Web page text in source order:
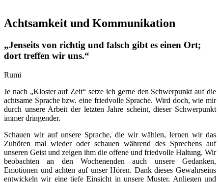
Achtsamkeit und Kommunikation
„Jenseits von richtig und falsch gibt es einen Ort;
dort treffen wir uns.“
Rumi
Je nach „Kloster auf Zeit“ setze ich gerne den Schwerpunkt auf die
achtsame Sprache bzw. eine friedvolle Sprache. Wird doch, wie mir
durch unsere Arbeit der letzten Jahre scheint, dieser Schwerpunkt
immer dringender.
Schauen wir auf unsere Sprache, die wir wählen, lernen wir das
Zuhören mal wieder oder schauen während des Sprechens auf
unseren Geist und zeigen ihm die offene und friedvolle Haltung. Wir
beobachten an den Wochenenden auch unsere Gedanken,
Emotionen und achten auf unser Hören. Dank dieses Gewahrseins
entwickeln wir eine tiefe Einsicht in unsere Muster, Anliegen und